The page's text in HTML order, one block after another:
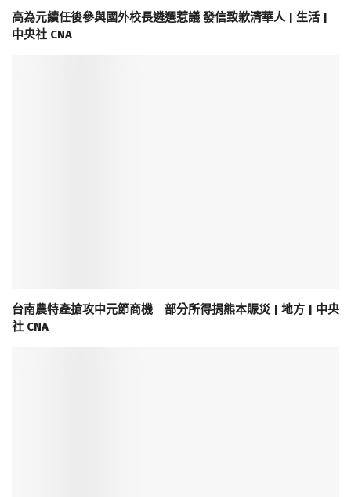
高為元續任後參與國外校長遴選惹議 發信致歉清華人 | 生活 |
中央社 CNA
台南農特產搶攻中元節商機 部分所得捐熊本賑災 | 地方 | 中央
社 CNA